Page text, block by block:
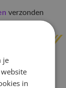
verzonden
je
in